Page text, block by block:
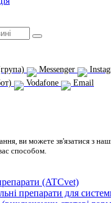
Messenger
Vodafone
Email
ви можете зв'язатися з
способом.
(ATCvet)
препарати для